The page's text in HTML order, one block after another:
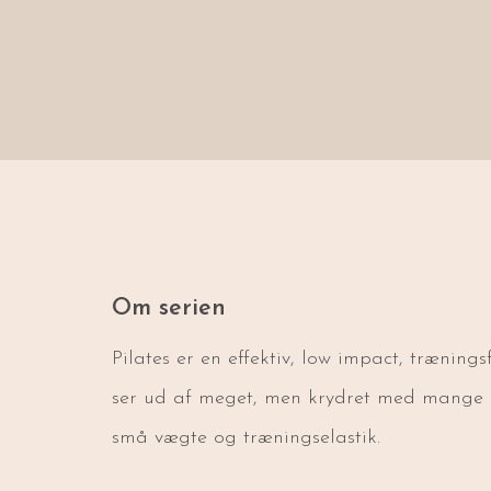
Om serien
Pilates er en effektiv, low impact,
ser ud af meget, men krydret med
små vægte og træningselastik.